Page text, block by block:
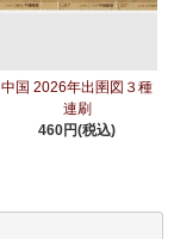
中国 2026年出圉図３種
連刷
460円(税込)